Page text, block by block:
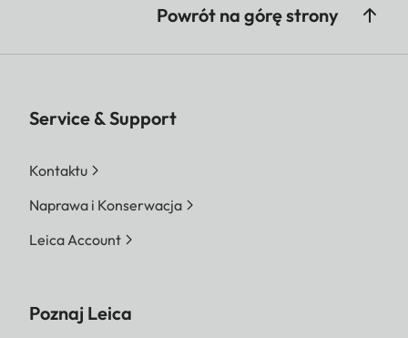
Powrót na górę strony
Service & Support
Kontaktu
Naprawa i Konserwacja
Leica Account
Poznaj Leica